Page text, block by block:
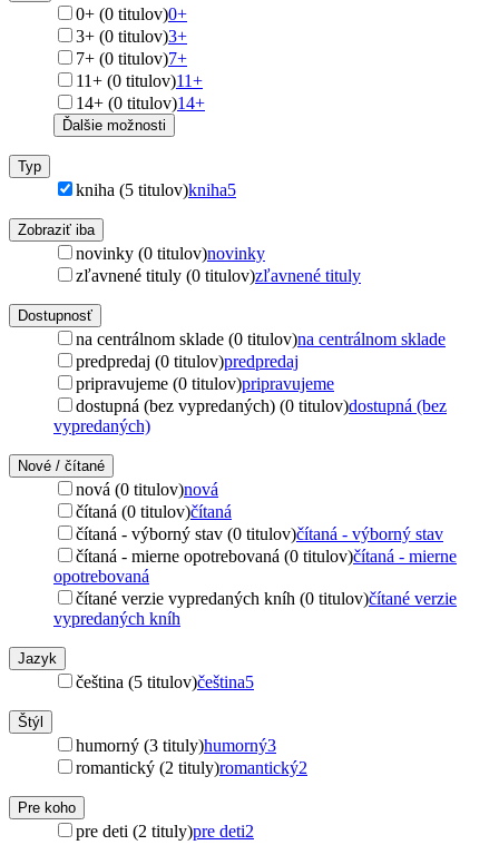
0+ (0 titulov)0+
3+ (0 titulov)3+
7+ (0 titulov)7+
11+ (0 titulov)11+
14+ (0 titulov)14+
Ďalšie možnosti
Typ
kniha (5 titulov)kniha5
Zobraziť iba
novinky (0 titulov)novinky
zľavnené tituly (0 titulov)zľavnené tituly
Dostupnosť
na centrálnom sklade (0 titulov)na centrálnom sklade
predpredaj (0 titulov)predpredaj
pripravujeme (0 titulov)pripravujeme
dostupná (bez vypredaných) (0 titulov)dostupná (bez
vypredaných)
Nové / čítané
nová (0 titulov)nová
čítaná (0 titulov)čítaná
čítaná - výborný stav (0 titulov)čítaná - výborný stav
čítaná - mierne opotrebovaná (0 titulov)čítaná - mierne
opotrebovaná
čítané verzie vypredaných kníh (0 titulov)čítané verzie
vypredaných kníh
Jazyk
čeština (5 titulov)čeština5
Štýl
humorný (3 tituly)humorný3
romantický (2 tituly)romantický2
Pre koho
pre deti (2 tituly)pre deti2